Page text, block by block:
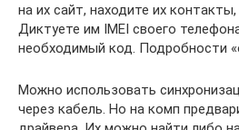
на их сайт, находите их контакты,
Диктуете им IMEI своего
необходимый код. Подробности
Можно использовать
через кабель. Но на комп